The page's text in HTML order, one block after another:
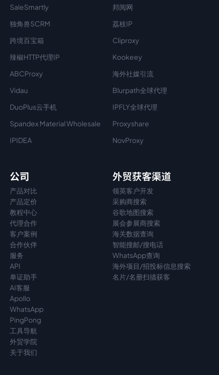
SaleSmartly
邦阅网
独角兽SCRM
荔枝IP
跨境百宝箱
Cliproxy
辣椒HTTP代理IP
Kookeey
ABCProxy
海外社媒引流
Vidau
Blurpath全球代理
DuoPlus云手机
IPFLY全球代理
Spandex Material Wholesale​
Proxyshare
IPIDEA
NovProxy
公司
产品对比
产品定价
教程中心
代理合作
客户案例
合作伙伴
服务
API
单证助手
AI客服
Apollo
WhatsApp
PingPong
工具导航
外贸学院
关于我们
外贸获客渠道
领英客户开发
采购商搜索
谷歌地图搜索
展会参展商搜索
海关数据查询
智能搜邮/搜电话
WhatsApp查询
海外项目/招投标信息搜索
名片/名册扫描获客